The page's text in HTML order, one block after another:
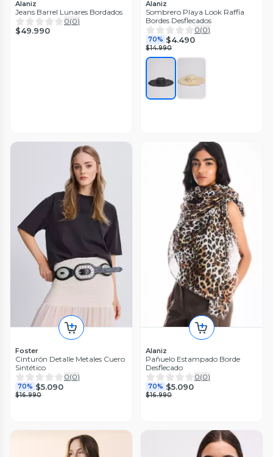
Alaniz
Jeans Barrel Lunares Bordados
0(0)
$49.990
Alaniz
Sombrero Playa Look Raffia
Bordes Desflecados
0(0)
70% $4.490
$14.990
Foster
Cinturón Detalle Metales Cuero
Sintético
0(0)
70% $5.090
$16.990
Alaniz
Pañuelo Estampado Borde
Desflecado
0(0)
70% $5.090
$16.990